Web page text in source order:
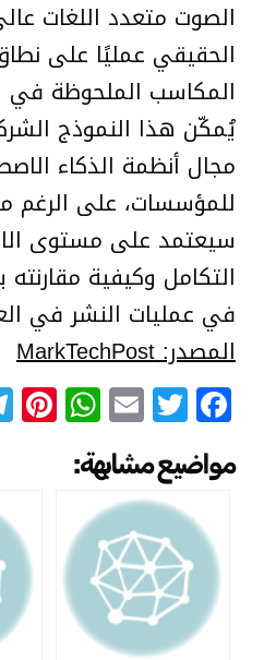
الصوت متعدد اللغات
الحقيقي عمليًا على
المكاسب الملحوظة في
يُمكّن هذا النموذج
مجال أنظمة الذكاء
للمؤسسات، على الرغم
سيعتمد على مستوى
التكامل وكيفية
في عمليات النشر في
المصدر: MarkTechPost
Facebook
Twitter
Email
مواضيع مشابهة: